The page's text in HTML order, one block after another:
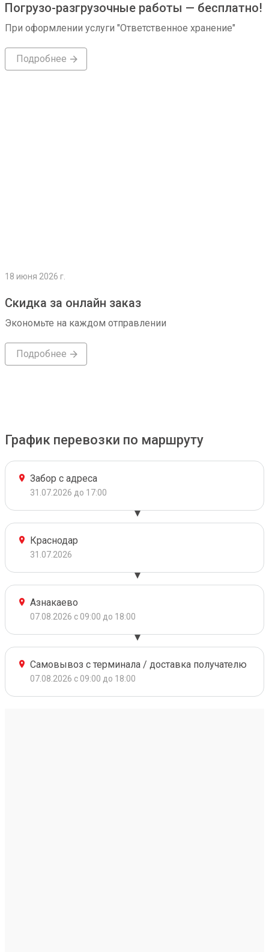
Погрузо-разгрузочные работы — бесплатно!
При оформлении услуги "Ответственное хранение"
Подробнее
18 июня 2026 г.
Скидка за онлайн заказ
Экономьте на каждом отправлении
Подробнее
График перевозки по маршруту
Забор с адреса
31.07.2026 до 17:00
Краснодар
31.07.2026
Азнакаево
07.08.2026 с 09:00 до 18:00
Самовывоз с терминала / доставка получателю
07.08.2026 с 09:00 до 18:00